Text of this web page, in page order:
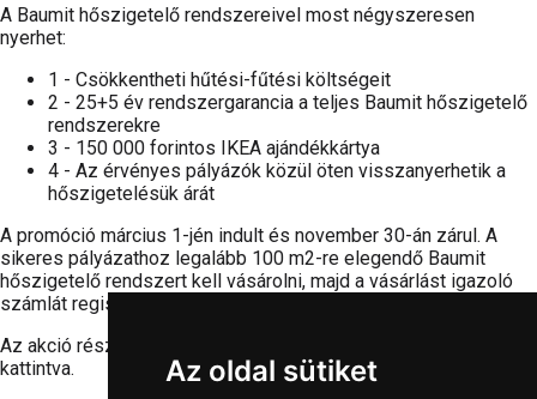
Az oldal sütiket
A Baumit hőszigetelő rendszereivel most négyszeresen
nyerhet:
1 - Csökkentheti hűtési-fűtési költségeit
2 - 25+5 év rendszergarancia a teljes Baumit hőszigetelő
rendszerekre
3 - 150 000 forintos IKEA ajándékkártya
4 - Az érvényes pályázók közül öten visszanyerhetik a
hőszigetelésük árát
A promóció március 1-jén indult és november 30-án zárul. A
sikeres pályázathoz legalább 100 m2-re elegendő Baumit
hőszigetelő rendszert kell vásárolni, majd a vásárlást igazoló
számlát regisztrálni.
Az akció részleteiről érdeklődjön a
kattintva.